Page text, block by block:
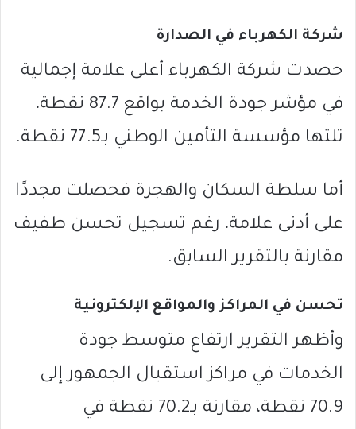
شركة الكهرباء في الصدارة
حصدت شركة الكهرباء أعلى علامة إجمالية
في مؤشر جودة الخدمة بواقع 87.7 نقطة،
تلتها مؤسسة التأمين الوطني بـ77.5 نقطة.
أما سلطة السكان والهجرة فحصلت مجددًا
على أدنى علامة، رغم تسجيل تحسن طفيف
مقارنة بالتقرير السابق.
تحسن في المراكز والمواقع الإلكترونية
وأظهر التقرير ارتفاع متوسط جودة
الخدمات في مراكز استقبال الجمهور إلى
70.9 نقطة، مقارنة بـ70.2 نقطة في